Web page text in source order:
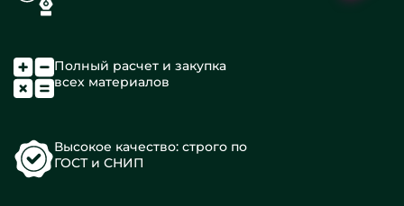
Полный расчет и закупка
всех материалов
Высокое качество: строго по
ГОСТ и СНИП